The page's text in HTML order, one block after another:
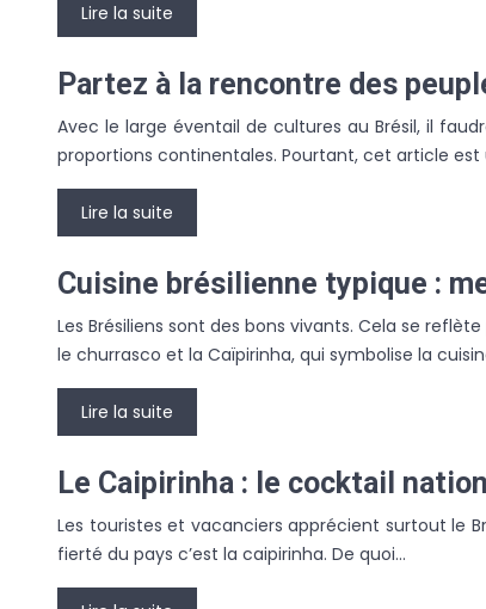
Lire la suite
Partez à la rencontre des
Avec le large éventail de cultures au Brésil, il
proportions continentales. Pourtant, cet article est
Lire la suite
Cuisine brésilienne typique :
Les Brésiliens sont des bons vivants. Cela se
le churrasco et la Caïpirinha, qui symbolise la
Lire la suite
Le Caipirinha : le cocktail
Les touristes et vacanciers apprécient surtout le
fierté du pays c’est la caipirinha. De quoi…